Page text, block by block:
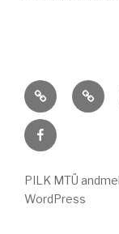
Supervisioon
ja
kovisioon
FB
PILK MTÜ
WordPress